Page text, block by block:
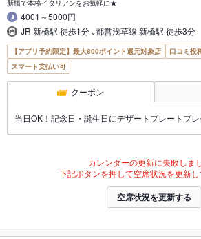
新橋で本格イタリアンをお気軽に★
4001～5000円
JR 新橋駅 徒歩1分 ､都営浅草線 新橋駅 徒歩3分
【アプリ予約限定】最大800ポイント還元対象店
口コミ投
スマート支払い可
クーポン
当日OK！記念日・誕生日にデザートプレートプレ
カレンダーの更新に失敗しま
下記ボタンを押して空席状況を更新し
空席状況を更新する